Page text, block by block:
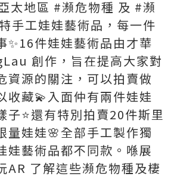
太地區 #瀕危物種 及 #瀕
手工娃娃藝術品，每一件
✨16件娃娃藝術品由才華
創作，旨在提高大家對
資源的關注，可以拍賣做
收藏💫入面仲有兩件娃娃
子⭐️還有特別拍賣20件斯里
量娃娃🌸全部手工製作獨
娃藝術品都不同款。喺展
AR 了解這些瀕危物種及棲